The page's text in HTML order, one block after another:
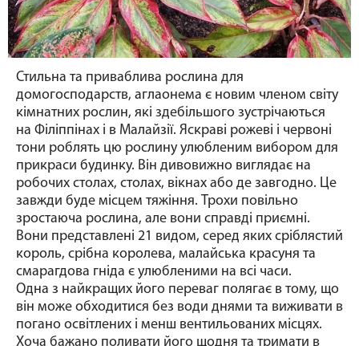
Стильна та приваблива рослина для
домогосподарств, аглаонема є новим членом світу
кімнатних рослин, які здебільшого зустрічаються
на Філіппінах і в Малайзії. Яскраві рожеві і червоні
тони роблять цю рослину улюбленим вибором для
прикраси будинку. Він дивовижно виглядає на
робочих столах, столах, вікнах або де завгодно. Це
завжди буде місцем тяжіння. Трохи повільно
зростаюча рослина, але вони справді приємні.
Вони представлені 21 видом, серед яких сріблястий
король, срібна королева, малайська красуня та
смарагдова гніда є улюбленими на всі часи.
Одна з найкращих його переваг полягає в тому, що
він може обходитися без води днями та виживати в
погано освітлених і менш вентильованих місцях.
Хоча бажано поливати його щодня та тримати в